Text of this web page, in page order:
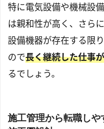
特に電気設備や機械設
は親和性が高く、さら
設備機器が存在する限
ので長く継続した仕事
るでしょう。
施工管理から転職しや